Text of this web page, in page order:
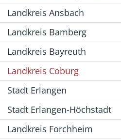
Landkreis Ansbach
Landkreis Bamberg
Landkreis Bayreuth
Landkreis Coburg
Stadt Erlangen
Stadt Erlangen-Höchstadt
Landkreis Forchheim